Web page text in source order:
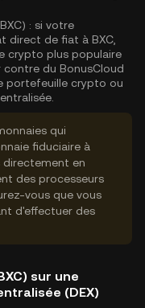
: si votre
direct de fiat à BXC,
crypto plus populaire
contre du BonusCloud
portefeuille crypto ou
qui
fiduciaire à
directement en
des processeurs
vous que vous
d'effectuer des
sur une
(DEX)